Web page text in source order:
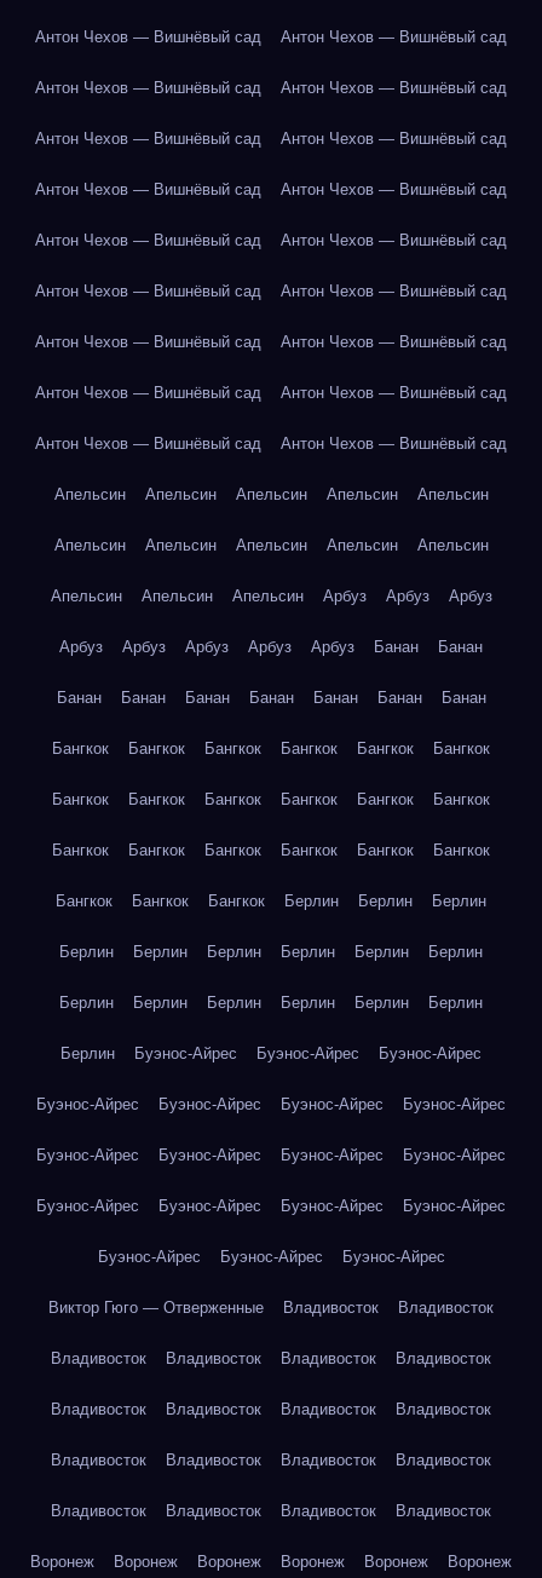
Антон Чехов — Вишнёвый сад Антон Чехов — Вишнёвый сад
Антон Чехов — Вишнёвый сад Антон Чехов — Вишнёвый сад
Антон Чехов — Вишнёвый сад Антон Чехов — Вишнёвый сад
Антон Чехов — Вишнёвый сад Антон Чехов — Вишнёвый сад
Антон Чехов — Вишнёвый сад Антон Чехов — Вишнёвый сад
Антон Чехов — Вишнёвый сад Антон Чехов — Вишнёвый сад
Антон Чехов — Вишнёвый сад Антон Чехов — Вишнёвый сад
Антон Чехов — Вишнёвый сад Антон Чехов — Вишнёвый сад
Антон Чехов — Вишнёвый сад Антон Чехов — Вишнёвый сад
Апельсин Апельсин Апельсин Апельсин Апельсин
Апельсин Апельсин Апельсин Апельсин Апельсин
Апельсин Апельсин Апельсин Арбуз Арбуз Арбуз
Арбуз Арбуз Арбуз Арбуз Арбуз Банан Банан
Банан Банан Банан Банан Банан Банан Банан
Бангкок Бангкок Бангкок Бангкок Бангкок Бангкок
Бангкок Бангкок Бангкок Бангкок Бангкок Бангкок
Бангкок Бангкок Бангкок Бангкок Бангкок Бангкок
Бангкок Бангкок Бангкок Берлин Берлин Берлин
Берлин Берлин Берлин Берлин Берлин Берлин
Берлин Берлин Берлин Берлин Берлин Берлин
Берлин Буэнос-Айрес Буэнос-Айрес Буэнос-Айрес
Буэнос-Айрес Буэнос-Айрес Буэнос-Айрес Буэнос-Айрес
Буэнос-Айрес Буэнос-Айрес Буэнос-Айрес Буэнос-Айрес
Буэнос-Айрес Буэнос-Айрес Буэнос-Айрес Буэнос-Айрес
Буэнос-Айрес Буэнос-Айрес Буэнос-Айрес
Виктор Гюго — Отверженные Владивосток Владивосток
Владивосток Владивосток Владивосток Владивосток
Владивосток Владивосток Владивосток Владивосток
Владивосток Владивосток Владивосток Владивосток
Владивосток Владивосток Владивосток Владивосток
Воронеж Воронеж Воронеж Воронеж Воронеж Воронеж